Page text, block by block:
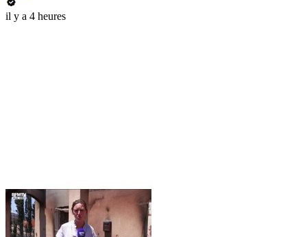
il y a 4 heures